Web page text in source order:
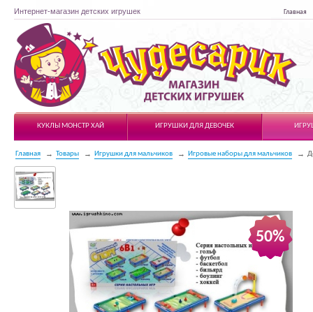
Интернет-магазин детских игрушек Главная
Чудесарик
КУКЛЫ МОНСТР ХАЙ
ИГРУШКИ ДЛЯ ДЕВОЧЕК
Главная Товары Игрушки для мальчиков Игровые наборы для мальчиков
50%